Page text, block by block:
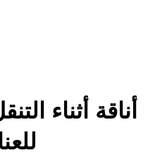
أناقة أثناء